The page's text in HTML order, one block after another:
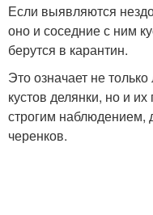
Если выявляются
оно и соседние с ним
берутся в карантин.
Это означает не
кустов делянки, но и
строгим наблюдением,
черенков.